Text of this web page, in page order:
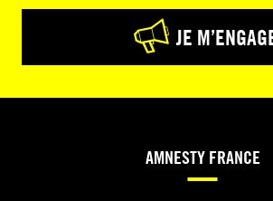
JE
AMNESTY FRANCE